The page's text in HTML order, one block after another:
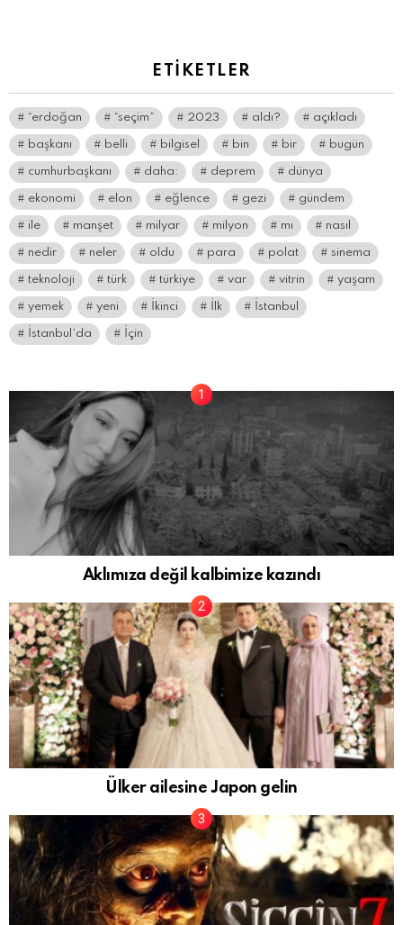
ETIKETLER
“erdoğan “seçim” 2023 aldı? açıkladı
başkanı belli bilgisel bin bir bugün
cumhurbaşkanı daha: deprem dünya
ekonomi elon eğlence gezi gündem
ile manşet milyar milyon mı nasıl
nedir neler oldu para polat sinema
teknoloji türk türkiye var vitrin yaşam
yemek yeni İkinci İlk İstanbul
İstanbul’da İçin
Aklımıza değil kalbimize kazındı
Ülker ailesine Japon gelin